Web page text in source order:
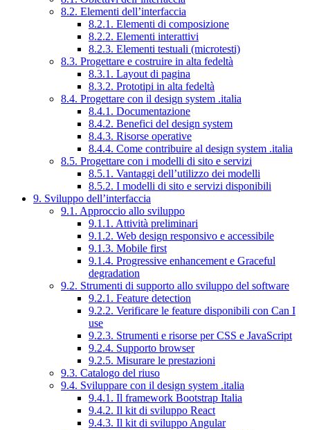
8.2. Elementi dell’interfaccia
8.2.1. Elementi di composizione
8.2.2. Elementi interattivi
8.2.3. Elementi testuali (microtesti)
8.3. Progettare e costruire in alta fedeltà
8.3.1. Layout di pagina
8.3.2. Prototipi in alta fedeltà
8.4. Progettare con il design system .italia
8.4.1. Documentazione
8.4.2. Benefici del design system
8.4.3. Risorse operative
8.4.4. Come contribuire al design system .italia
8.5. Progettare con i modelli di sito e servizi
8.5.1. Vantaggi dell’utilizzo dei modelli
8.5.2. I modelli di sito e servizi disponibili
9. Sviluppo dell’interfaccia
9.1. Approccio allo sviluppo
9.1.1. Attività preliminari
9.1.2. Web design responsivo e accessibile
9.1.3. Mobile first
9.1.4. Progressive enhancement e Graceful
degradation
9.2. Strumenti di supporto allo sviluppo del software
9.2.1. Feature detection
9.2.2. Verificare le feature disponibili con Can I
use
9.2.3. Strumenti e risorse per CSS e JavaScript
9.2.4. Supporto browser
9.2.5. Misurare le prestazioni
9.3. Catalogo del riuso
9.4. Sviluppare con il design system .italia
9.4.1. Il framework Bootstrap Italia
9.4.2. Il kit di sviluppo React
9.4.3. Il kit di sviluppo Angular